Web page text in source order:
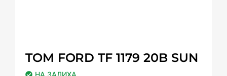
TOM FORD TF 1179 20B SUN
НА ЗАЛИХА